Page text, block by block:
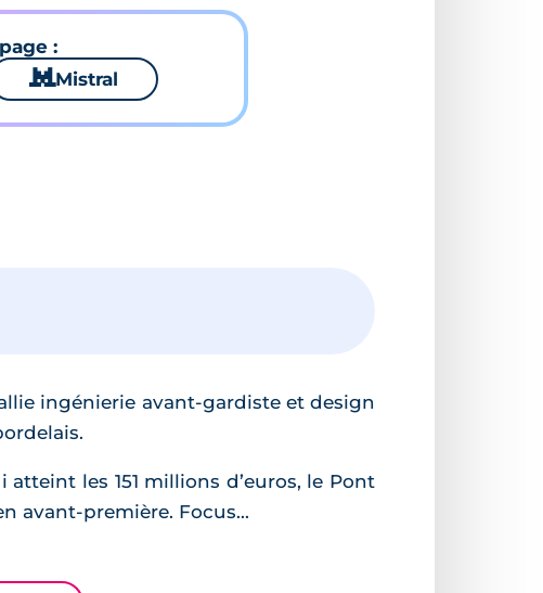
:
🐱 Mistral
ingénierie avant-gardiste et design
les 151 millions d’euros, le Pont
avant-première. Focus...